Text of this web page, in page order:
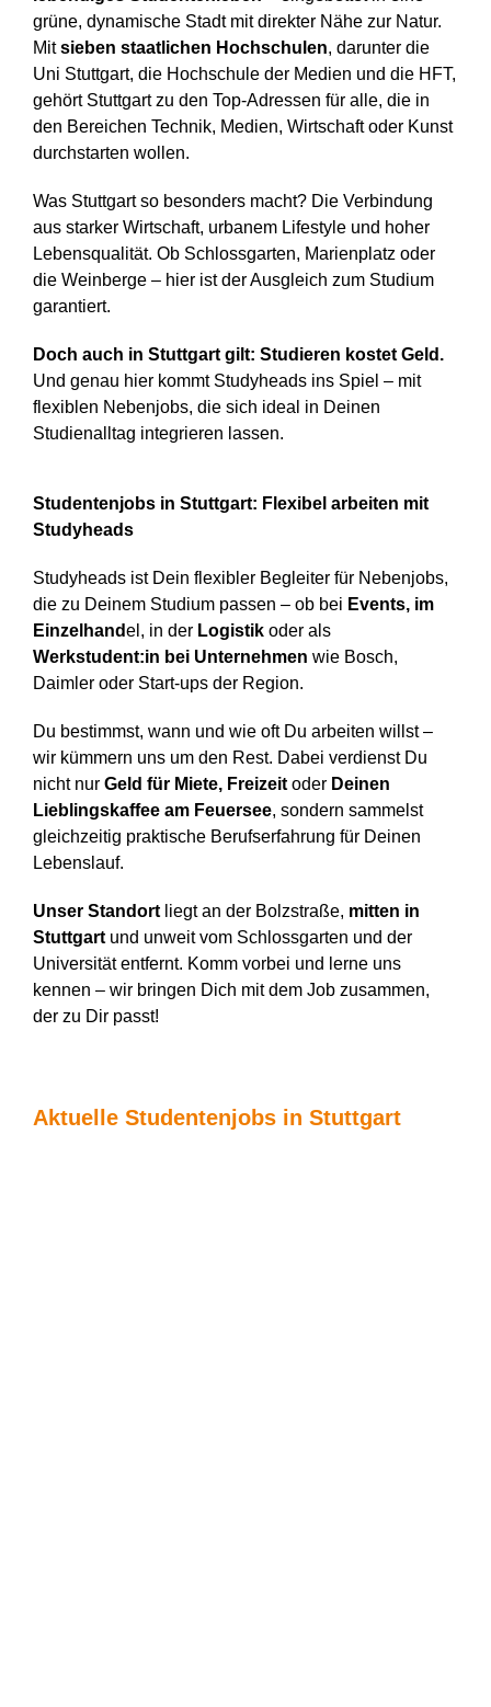
grüne, dynamische Stadt mit direkter Nähe zur Natur.
Mitsieben staatlichen Hochschulen, darunter die
Uni Stuttgart, die Hochschule der Medien und die HFT,
gehört Stuttgart zu den Top-Adressen für alle, die in
den Bereichen Technik, Medien, Wirtschaft oder Kunst
durchstarten wollen.
Was Stuttgart so besonders macht? Die Verbindung
aus starker Wirtschaft, urbanem Lifestyle und hoher
Lebensqualität. Ob Schlossgarten, Marienplatz oder
die Weinberge – hier ist der Ausgleich zum Studium
garantiert.
Doch auch in Stuttgart gilt: Studieren kostet Geld.
Und genau hier kommt Studyheads ins Spiel – mit
flexiblen Nebenjobs, die sich ideal in Deinen
Studienalltag integrieren lassen.
Studentenjobs in Stuttgart: Flexibel arbeiten mit
Studyheads
Studyheads ist Dein flexibler Begleiter für Nebenjobs,
die zu Deinem Studium passen – ob bei Events, im
Einzelhandel, in der Logistikoder als
Werkstudent:in bei Unternehmen wie Bosch,
Daimler oder Start-ups der Region.
Du bestimmst, wann und wie oft Du arbeiten willst –
wir kümmern uns um den Rest. Dabei verdienst Du
nicht nur Geld für Miete, Freizeitoder Deinen
Lieblingskaffee am Feuersee, sondern sammelst
gleichzeitig praktische Berufserfahrung für Deinen
Lebenslauf.
Unser Standort liegt an der Bolzstraße, mitten in
Stuttgart und unweit vom Schlossgarten und der
Universität entfernt. Komm vorbei und lerne uns
kennen – wir bringen Dich mit dem Job zusammen,
der zu Dir passt!
Aktuelle Studentenjobs in Stuttgart